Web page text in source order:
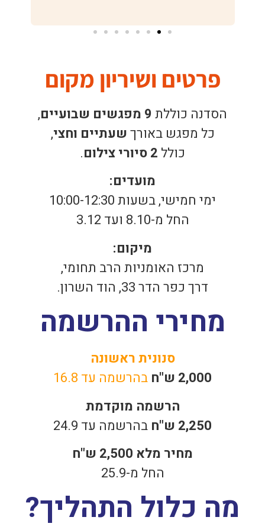
פרטים ושיריון מקום
הסדנה כוללת9 מפגשים שבועיים
,
כל מפגש באורךשעתיים וחצי,
כולל 2 סיורי צילום
.
מועדים:
ימי חמישי, בשעות 10:00-12:30
החל מ-8.10 ועד 3.12
מיקום:
מרכז האומניות הרב תחומי,
דרך כפר הדר 33, הוד השרון.
מחירי ההרשמה
סנונית ראשונה
2,000 ש"ח
בהרשמה עד 16.8
הרשמה מוקדמת
2,250 ש"ח
בהרשמה עד 24.9
מחיר מלא 2,500 ש"ח
החל מ-25.9
מה כלול התהליך?